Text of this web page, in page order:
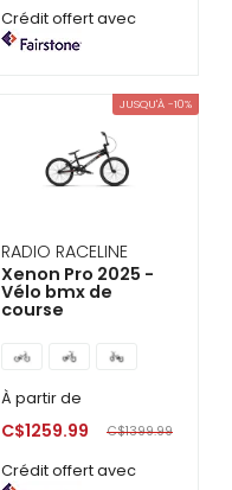
Crédit offert avec
JUSQU'À -10%
RADIO RACELINE
Xenon Pro 2025 -
Vélo bmx de
course
À partir de
C$1259.99 C$1399.99
Crédit offert avec